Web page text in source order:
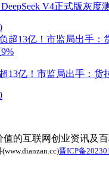
V4正式版灰度
13亿！市监局出手：货
的互联网创业资讯及百
晋ICP备